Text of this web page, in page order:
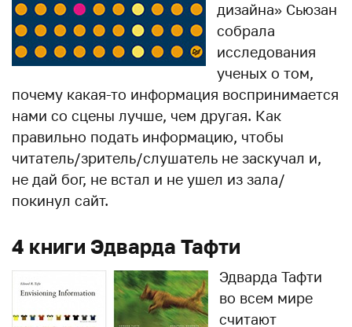
дизайна» Сьюзан
собрала
исследования
ученых о том,
почему какая-то информация воспринимается
нами со сцены лучше, чем другая. Как
правильно подать информацию, чтобы
читатель/зритель/слушатель не заскучал и,
не дай бог, не встал и не ушел из зала/
покинул сайт.
4 книги Эдварда Тафти
Эдварда Тафти
во всем мире
считают